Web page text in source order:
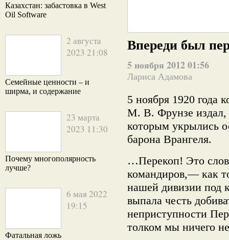
Казахстан: забастовка в West
Oil Software
2 августа
2023 21:08
Семейные ценности – и
ширма, и содержание
23 марта
2023 11:30
Почему многополярность
лучше?
6 мая 2022
19:15
Фатальная ложь
Впереди был
5 ноября 2012 01:56
Лариса Адамова
5 ноября 1920
М. В. Фрунзе издал,
которым укрылись
барона Врангеля.
…Перекоп! Это
командиров,— как
нашей дивизии под
выпала честь
неприступности
толком мы ничего